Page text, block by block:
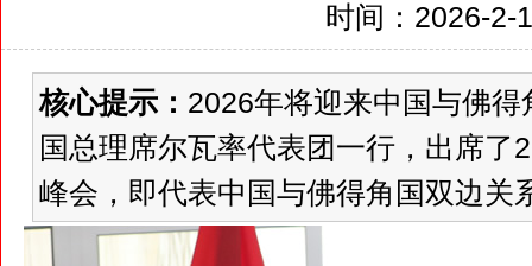
时间：2026-2-
核心提示： 2026年将迎来中国与佛
国总理席尔瓦率代表团一行，出席
峰会，即代表中国与佛得角国双边关